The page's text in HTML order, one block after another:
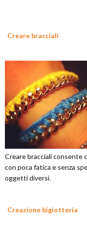
Creare bracciali
Creare bracciali consente
con poca fatica e senza
oggetti diversi.
Creazione bigiotteria